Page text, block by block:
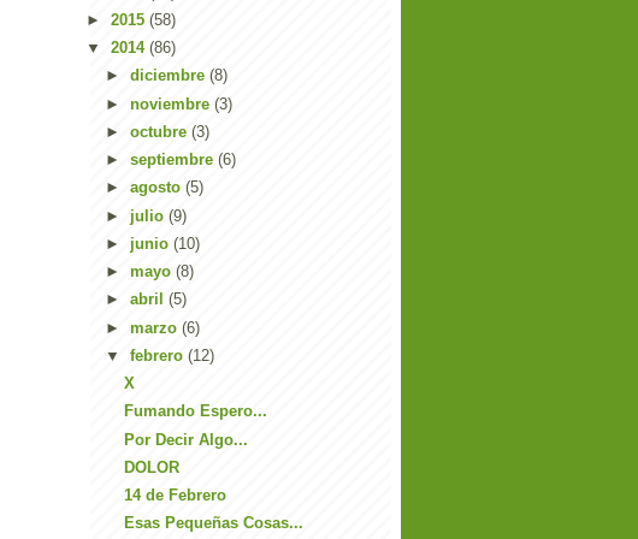
► 2015 (58)
▼ 2014 (86)
► diciembre (8)
► noviembre (3)
► octubre (3)
► septiembre (6)
► agosto (5)
► julio (9)
► junio (10)
► mayo (8)
► abril (5)
► marzo (6)
▼ febrero (12)
X
Fumando Espero...
Por Decir Algo...
DOLOR
14 de Febrero
Esas Pequeñas Cosas...